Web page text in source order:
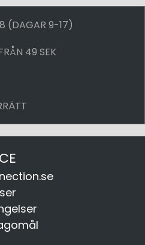
(DAGAR 9-17)
49 SEK